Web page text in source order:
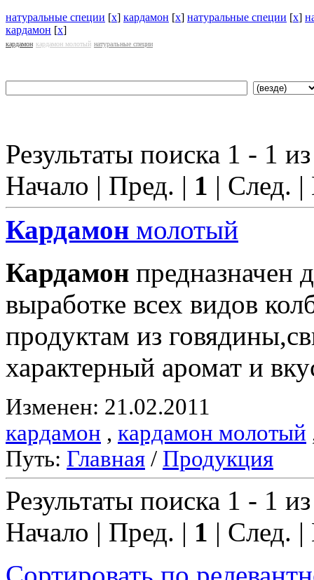
натуральные специи [x] кардамон [x] натуральные специи [x]
кардамон [x]
кардамон кардамон молотый натуральные специи
Результаты поиска 1 - 1
Начало | Пред. | 1 | След.
Кардамон молотый
Кардамон предназначен
выработке всех видов
продуктам из
характерный аромат и
Изменен: 21.02.2011
кардамон , кардамон молотый
Путь: Главная / Продукция
Результаты поиска 1 - 1
Начало | Пред. | 1 | След.